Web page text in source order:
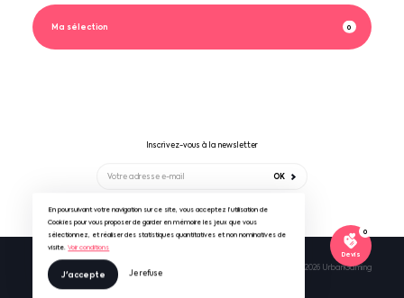
En poursuivant votre navigation sur ce site, vous acceptez l’utilisation de
Cookies pour vous proposer de garder en mémoire les jeux que vous
sélectionnez, et réaliser des statistiques quantitatives et non nominatives de
visite.Voir conditions
J'accepte Je refuse
0
Ma sélection
Inscrivez-vous à la newsletter
OK
Suivez-nous sur
Mentions légales & RGPD CGV UrbanGaming © 2026 UrbanGaming
Devis
0